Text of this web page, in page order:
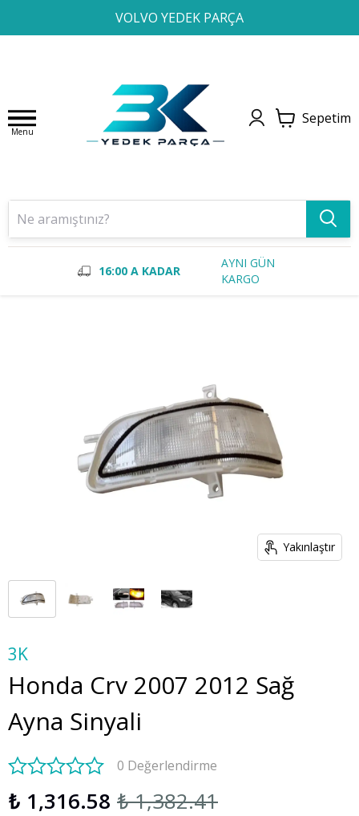
VOLVO YEDEK PARÇA
1 2 3 4
Menu
Sepetim
16:00 A KADAR
AYNI GÜN
KARGO
Yakınlaştır
3K
Honda Crv 2007 2012 Sağ
Ayna Sinyali
0 Değerlendirme
₺ 1,316.58 ₺ 1,382.41